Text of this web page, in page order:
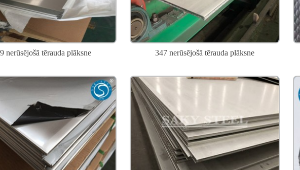
nerūsējošā tērauda plāksne 347 nerūsējošā tērauda plāksne